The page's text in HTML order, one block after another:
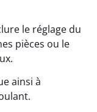
le réglage du
pièces ou le
ainsi à